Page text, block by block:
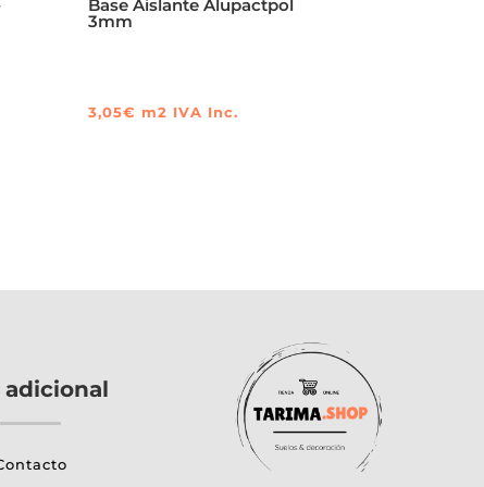
Base Aislante Alupactpol
3mm
3,05€ m2 IVA Inc.